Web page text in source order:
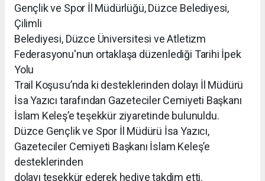
Gençlik ve Spor İl Müdürlüğü, Düzce Belediyesi,
Çilimli
Belediyesi, Düzce Üniversitesi ve Atletizm
Federasyonu'nun ortaklaşa düzenlediği Tarihi İpek
Yolu
Trail Koşusu’nda ki desteklerinden dolayı İl Müdürü
İsa Yazıcı tarafından Gazeteciler Cemiyeti Başkanı
İslam Keleş’e teşekkür ziyaretinde bulunuldu.
Düzce Gençlik ve Spor İl Müdürü İsa Yazıcı,
Gazeteciler Cemiyeti Başkanı İslam Keleş’e
desteklerinden
dolayı teşekkür ederek hediye takdim etti.